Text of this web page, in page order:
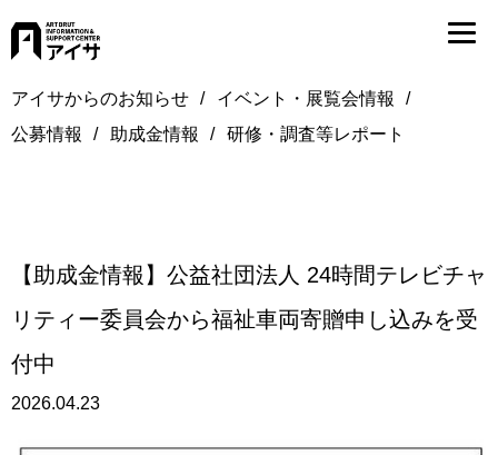
アイサからのお知らせ
イベント・展覧会情報
公募情報
助成金情報 研修・調査等レポート
【助成金情報】公益社団法人 24時間テレビチャ
リティー委員会から福祉車両寄贈申し込みを受
付中
2026.04.23